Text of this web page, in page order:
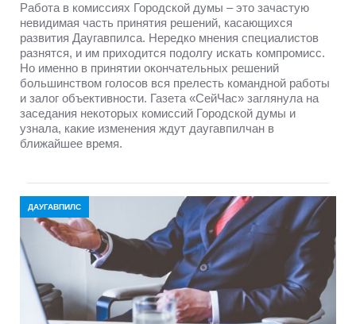
Работа в комиссиях Городской думы – это зачастую
невидимая часть принятия решений, касающихся
развития Даугавпилса. Нередко мнения специалистов
разнятся, и им приходится подолгу искать компромисс.
Но именно в принятии окончательных решений
большинством голосов вся прелесть командной работы
и залог объективности. Газета «СейЧас» заглянула на
заседания некоторых комиссий Городской думы и
узнала, какие изменения ждут даугавпилчан в
ближайшее время.
ДАУГАВПИЛС